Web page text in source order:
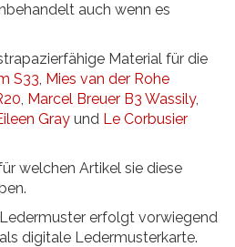
auch wenn es
Material für die
S33, Mies van der Rohe
, Marcel Breuer B3 Wassily,
Gray und Le Corbusier
welchen Artikel sie diese
erfolgt vorwiegend
digitale Ledermusterkarte.